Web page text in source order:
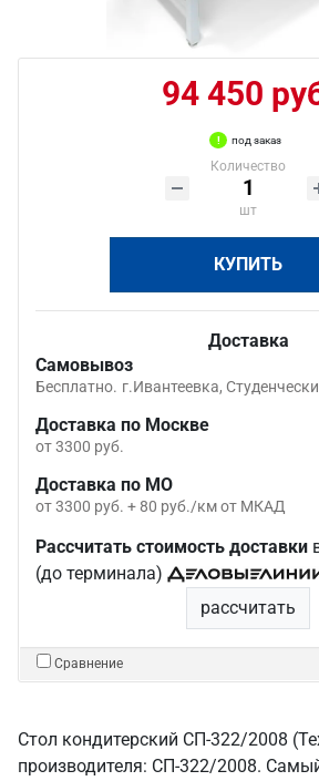
94 450
под заказ
Количество
шт
КУПИТЬ
Доставка
Самовывоз
Бесплатно. г.Ивантеевка,
Доставка по Москве
от 3300 руб.
Доставка по МО
от 3300 руб. + 80 руб./км от МКАД
Рассчитать стоимость доставки
(до терминала)
рассчитать
Сравнение
Стол кондитерский СП-322/2008
производителя: СП-322/2008.